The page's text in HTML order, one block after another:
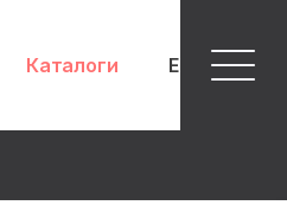
Каталоги English